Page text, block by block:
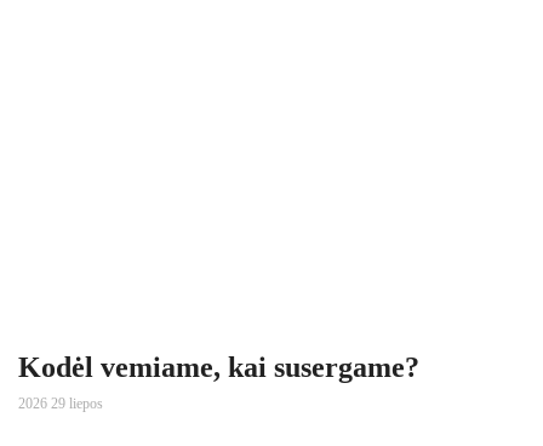
Kodėl vemiame, kai susergame?
2026 29 liepos